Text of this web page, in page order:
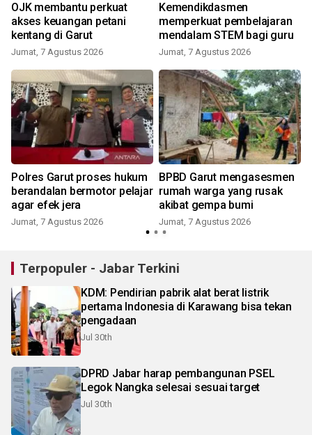
OJK membantu perkuat
akses keuangan petani
kentang di Garut
Jumat, 7 Agustus 2026
Kemendikdasmen
memperkuat pembelajaran
mendalam STEM bagi guru
Jumat, 7 Agustus 2026
Polres Garut proses hukum
berandalan bermotor pelajar
agar efek jera
Jumat, 7 Agustus 2026
BPBD Garut mengasesmen
rumah warga yang rusak
akibat gempa bumi
Jumat, 7 Agustus 2026
Terpopuler - Jabar Terkini
KDM: Pendirian pabrik alat berat listrik
pertama Indonesia di Karawang bisa tekan
pengadaan
Jul 30th
DPRD Jabar harap pembangunan PSEL
Legok Nangka selesai sesuai target
Jul 30th